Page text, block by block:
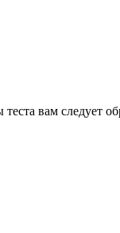
вам следует